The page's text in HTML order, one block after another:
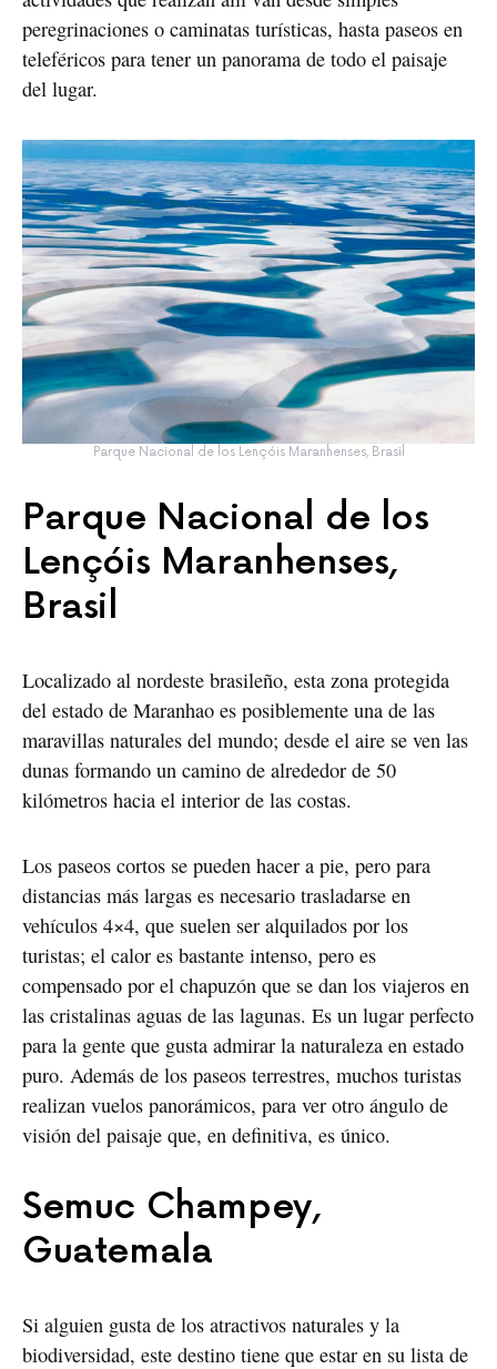
peregrinaciones o caminatas turísticas, hasta paseos en
teleféricos para tener un panorama de todo el paisaje
del lugar.
Parque Nacional de los Lençóis Maranhenses, Brasil
Parque Nacional de los
Lençóis Maranhenses,
Brasil
Localizado al nordeste brasileño, esta zona protegida
del estado de Maranhao es posiblemente una de las
maravillas naturales del mundo; desde el aire se ven las
dunas formando un camino de alrededor de 50
kilómetros hacia el interior de las costas.
Los paseos cortos se pueden hacer a pie, pero para
distancias más largas es necesario trasladarse en
vehículos 4×4, que suelen ser alquilados por los
turistas; el calor es bastante intenso, pero es
compensado por el chapuzón que se dan los viajeros en
las cristalinas aguas de las lagunas. Es un lugar perfecto
para la gente que gusta admirar la naturaleza en estado
puro. Además de los paseos terrestres, muchos turistas
realizan vuelos panorámicos, para ver otro ángulo de
visión del paisaje que, en definitiva, es único.
Semuc Champey,
Guatemala
Si alguien gusta de los atractivos naturales y la
biodiversidad, este destino tiene que estar en su lista de